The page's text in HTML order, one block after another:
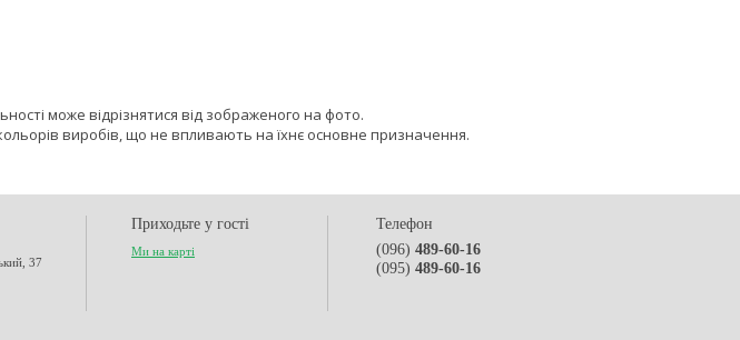
може відрізнятися від зображеного на фото.
виробів, що не впливають на їхнє основне призначення.
37
Приходьте у гості
Ми на карті
Телефон
(096) 489-60-16
(095) 489-60-16